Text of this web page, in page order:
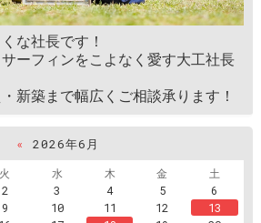
な社長です！
ーフィンをこよなく愛す大工社長
新築まで幅広くご相談承ります！
« 2026年6月
火 水 木 金
土
2 3 4 5
6
9 10 11 12
13